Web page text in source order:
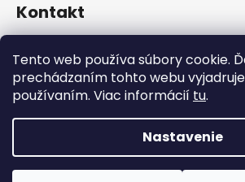
Tento web používa súbory cookie.
prechádzaním tohto webu
používaním. Viac informácií tu.
Nastavenie
Kontakt
+421 907 773 666
WEBER STORE Košice
weberstore_kosice
Copyright 2026weber-store.sk.